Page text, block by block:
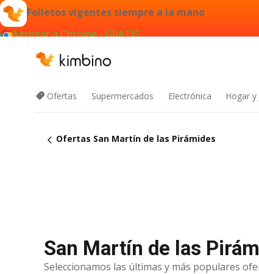
Folletos vigentes siempre a la mano
Agregar a Chrome - GRATIS
Ofertas Supermercados Electrónica Hogar y
Ofertas San Martín de las Pirámides
San Martín de las
Seleccionamos las últimas y más populares